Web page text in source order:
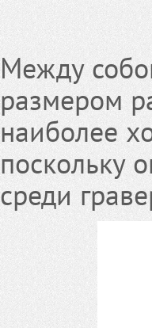
Между
размером
наиболее
поскольку
среди